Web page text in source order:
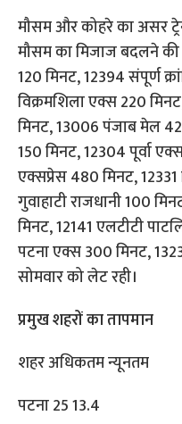
मौसम और कोहरे का असर
मौसम का मिजाज बदलने
120 मिनट, 12394 संपूर्ण
विक्रमशिला एक्स 220
मिनट, 13006 पंजाब मेल
150 मिनट, 12304 पूर्वा
एक्सप्रेस 480 मिनट, 12331
गुवाहाटी राजधानी 100
मिनट, 12141 एलटीटी
पटना एक्स 300 मिनट,
सोमवार को लेट रही।
प्रमुख शहरों का तापमान
शहर अधिकतम न्यूनतम
पटना 25 13.4